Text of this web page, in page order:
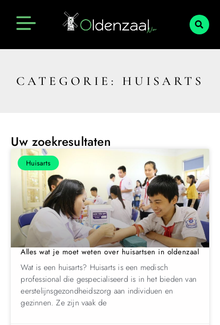
CATEGORIE: HUISARTS
Uw zoekresultaten
Huisarts
Alles wat je moet weten over huisartsen in oldenzaal
Wat is een huisarts? Huisarts is een medisch
professional die gespecialiseerd is in het bieden van
eerstelijnsgezondheidszorg aan individuen en
gezinnen. Ze zijn vaak de